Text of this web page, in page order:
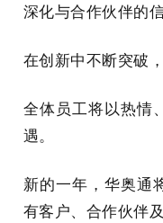
深化与合作伙伴的
在创新中不断突破
全体员工将以热情
遇。
新的一年，华奥通
有客户、合作伙伴